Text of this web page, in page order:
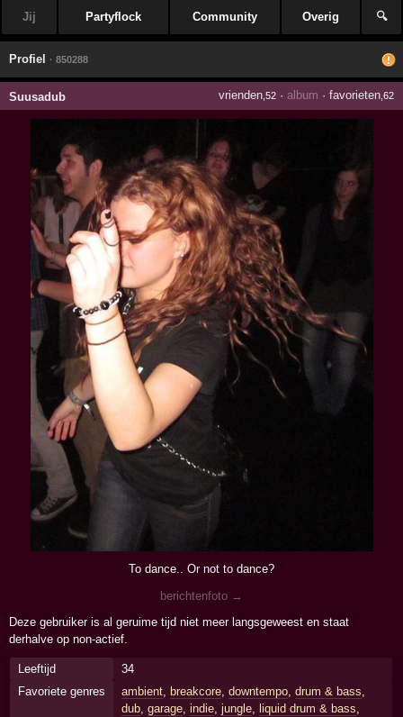
Jij Partyflock Community Overig 🔍
Profiel · 850288
Suusadub vrienden,52· album · favorieten,62
To dance.. Or not to dance?
berichtenfoto →
Deze gebruiker is al geruime tijd niet meer langsgeweest en staat
derhalve op non-actief.
Leeftijd
34
Favoriete genres
ambient, breakcore, downtempo, drum & bass,
dub, garage, indie, jungle, liquid drum & bass,